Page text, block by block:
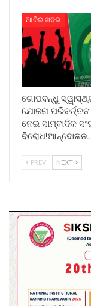
ଆଜିର ଖବର
ଗୋପବନ୍ଧୁ
ଯୋଜନା
ନେଇ ସାମ୍ବାଦିକ
PREV NEXT